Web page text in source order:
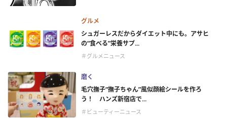
グルメ
シュガーレスだからダイエット中にも。アサヒ
の“食べる”栄養サプ...
＃グルメニュース
磨く
毛穴撫子“撫子ちゃん”風似顔絵シールを作ろ
う！ ハンズ新宿店で...
＃ビューティーニュース